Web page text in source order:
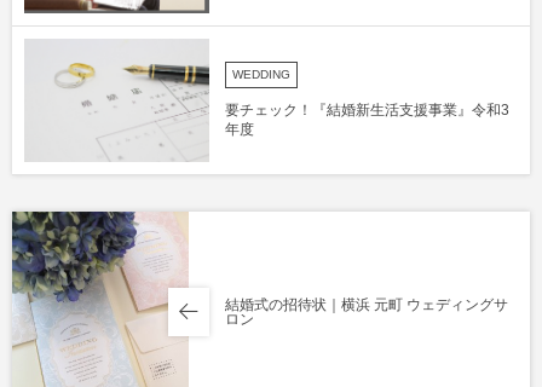
WEDDING
要チェック！『結婚新生活支援事業』令和3
年度
結婚式の招待状｜横浜 元町 ウェディングサ
ロン